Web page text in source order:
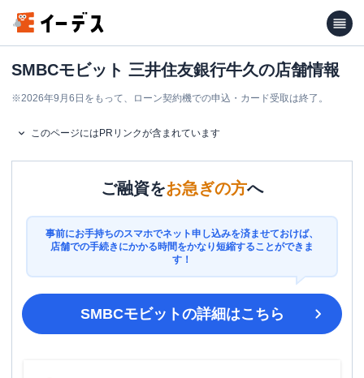
SMBCモビット 三井住友銀行牛久の店舗情報
※2026年9月6日をもって、ローン契約機での申込・カード受取は終了。
このページにはPRリンクが含まれています
ご融資をお急ぎの方へ
事前にお手持ちのスマホでネット申し込みを済ませておけば、
店舗での手続きにかかる時間をかなり短縮することができま
す！
SMBCモビットの詳細はこちら